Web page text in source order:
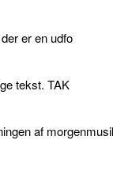
er en udfo
tekst. TAK
af